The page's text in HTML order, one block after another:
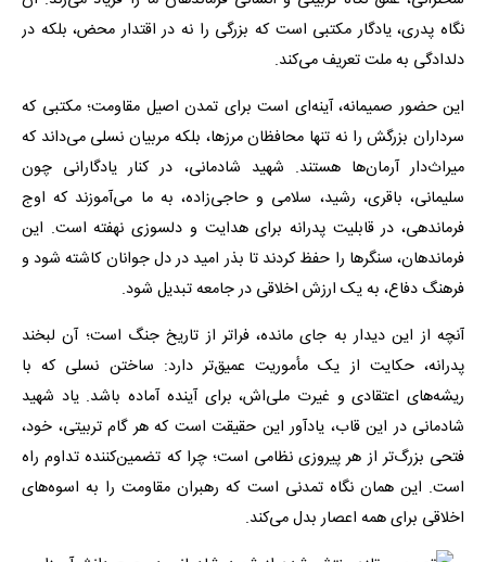
نگاه پدری، یادگار مکتبی است که بزرگی را نه در اقتدار محض، بلکه در
دلدادگی به ملت تعریف می‌کند.
این حضور صمیمانه، آینه‌ای است برای تمدن اصیل مقاومت؛ مکتبی که
سرداران بزرگش را نه تنها محافظان مرزها، بلکه مربیان نسلی می‌داند که
میراث‌دار آرمان‌ها هستند. شهید شادمانی، در کنار یادگارانی چون
سلیمانی، باقری، رشید، سلامی و حاجی‌زاده، به ما می‌آموزند که اوج
فرماندهی، در قابلیت پدرانه برای هدایت و دلسوزی نهفته است. این
فرماندهان، سنگرها را حفظ کردند تا بذر امید در دل جوانان کاشته شود و
فرهنگ دفاع، به یک ارزش اخلاقی در جامعه تبدیل شود.
آنچه از این دیدار به جای مانده، فراتر از تاریخ جنگ است؛ آن لبخند
پدرانه، حکایت از یک مأموریت عمیق‌تر دارد: ساختن نسلی که با
ریشه‌های اعتقادی و غیرت ملی‌اش، برای آینده آماده باشد. یاد شهید
شادمانی در این قاب، یادآور این حقیقت است که هر گام تربیتی، خود،
فتحی بزرگ‌تر از هر پیروزی نظامی است؛ چرا که تضمین‌کننده تداوم راه
است. این همان نگاه تمدنی است که رهبران مقاومت را به اسوه‌های
اخلاقی برای همه اعصار بدل می‌کند.